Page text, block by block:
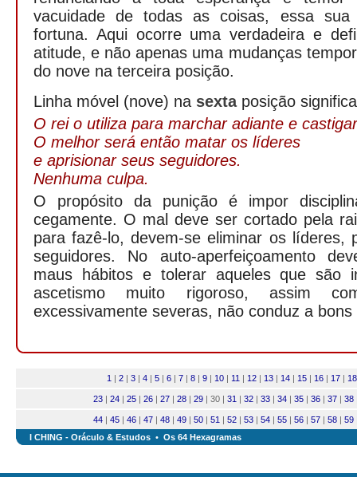
vacuidade de todas as coisas, essa
fortuna. Aqui ocorre uma verdadeira e
atitude, e não apenas uma mudanças
do nove na terceira posição.
Linha móvel (nove) na sextaposição
O rei o utiliza para marchar adiante e
O melhor será então matar os líderes
e aprisionar seus seguidores.
Nenhuma culpa.
O propósito da punição é impor
cegamente. O mal deve ser cortado pela
para fazê-lo, devem-se eliminar os líderes,
seguidores. No auto-aperfeiçoamento
maus hábitos e tolerar aqueles que são
ascetismo muito rigoroso, assim
excessivamente severas, não conduz a
1 | 2 | 3 | 4 | 5 | 6 | 7 | 8 | 9 | 10 | 11 | 12 | 13 | 14 | 15 | 16 | 17 | 18
23 | 24 | 25 | 26 | 27 | 28 | 29 | 30 | 31 | 32 | 33 | 34 | 35 | 36 | 37 | 38
44 | 45 | 46 | 47 | 48 | 49 | 50 | 51 | 52 | 53 | 54 | 55 | 56 | 57 | 58 | 59
I CHING - Oráculo & Estudos • Os 64 Hexagramas